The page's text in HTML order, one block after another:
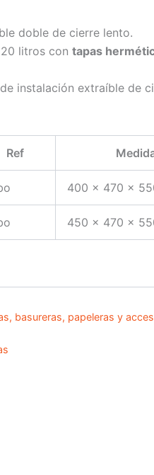
doble de cierre lento.
litros con tapas
instalación extraíble de
Ref
400 x 470 x
450 x 470 x
basureras, papeleras y